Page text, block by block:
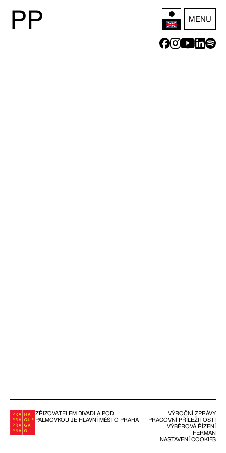
PP MENU
ZŘIZOVATELEM DIVADLA POD
PALMOVKOU JE HLAVNÍ MĚSTO PRAHA
VÝROČNÍ ZPRÁVY
PRACOVNÍ PŘÍLEŽITOSTI
VÝBĚROVÁ ŘÍZENÍ
FERMAN
NASTAVENÍ COOKIES